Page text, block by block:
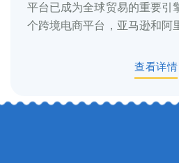
平台已成为全球贸易的重要引
个跨境电商平台，亚马逊和阿
查看详情